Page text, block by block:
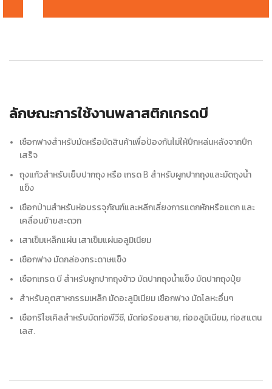
ลักษณะการใช้งานพลาสติกเกรดบี
เชือกฟางสำหรับมัดหรือมัดสินค้าเพื่อป้องกันไม่ให้ปึกหล่นหลังจากปึก
เสร็จ
ถุงแก้วสำหรับเย็บปากถุง หรือ เกรด B สำหรับผูกปากถุงและมัดถุงน้ำ
แข็ง
เชือกป่านสำหรับห่อบรรจุภัณฑ์และหลีกเลี่ยงการแตกหักหรือแตก และ
เคลื่อนย้ายสะดวก
เสาเข็มเหล็กแผ่น เสาเข็มแผ่นอลูมิเนียม
เชือกฟาง มัดกล่องกระดาษแข็ง
เชือกเกรด บี สำหรับผูกปากถุงข้าว มัดปากถุงน้ำแข็ง มัดปากถุงปุ๋ย
สำหรับอุตสาหกรรมเหล็ก มัดอะลูมิเนียม เชือกฟาง มัดโลหะอื่นๆ
เชือกรีไซเคิลสำหรับมัดท่อพีวีซี, มัดท่อร้อยสาย, ท่ออลูมิเนียม, ท่อสแตน
เลส.